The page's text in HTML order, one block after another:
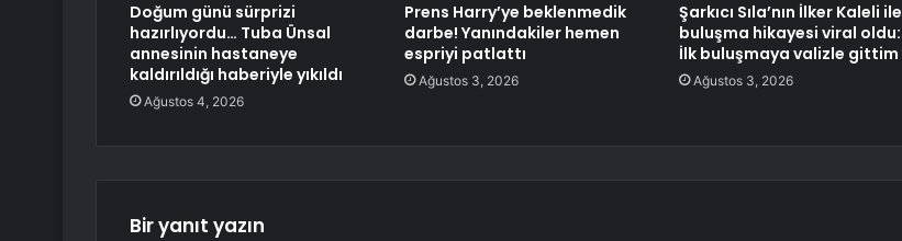
Doğum günü sürprizi
hazırlıyordu… Tuba Ünsal
annesinin hastaneye
kaldırıldığı haberiyle yıkıldı
Ağustos 4, 2026
Prens Harry’ye beklenmedik
darbe! Yanındakiler hemen
espriyi patlattı
Ağustos 3, 2026
Şarkıcı Sıla’nın İlker Kaleli ile
buluşma hikayesi viral oldu:
İlk buluşmaya valizle gittim
Ağustos 3, 2026
Bir yanıt yazın